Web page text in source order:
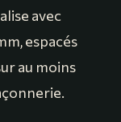
avec
espacés
au moins